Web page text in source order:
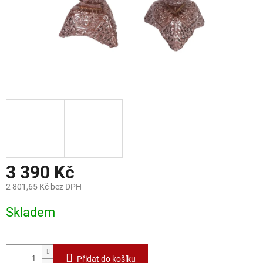
3 390 Kč
2 801,65 Kč bez DPH
cena:
Skladem
Přidat do košíku